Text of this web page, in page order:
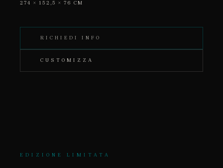
274 × 152,5 × 76 CM
RICHIEDI INFO
CUSTOMIZZA
EDIZIONE LIMITATA